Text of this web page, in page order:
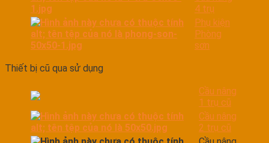
4 trụ
Phụ kiện
Phòng
sơn
Thiết bị cũ qua sử dụng
Cầu nâng
1 trụ cũ
Cầu nâng
2 trụ cũ